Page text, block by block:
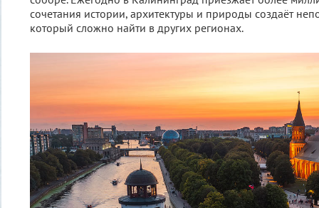
сочетания истории, архитектуры и природы создаёт
который сложно найти в других регионах.